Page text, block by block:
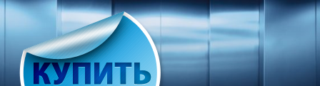
Перейти
к
содержимому